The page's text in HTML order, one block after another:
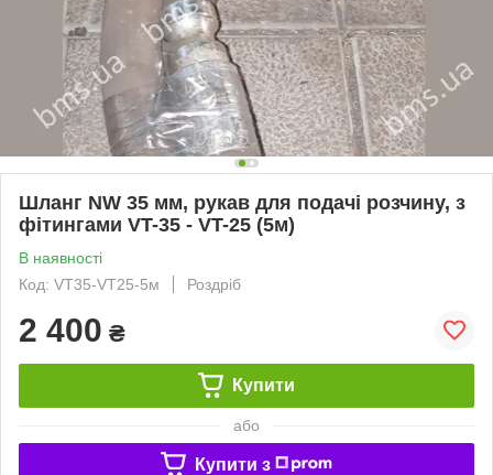
Шланг NW 35 мм, рукав для подачі розчину, з
фітингами VT-35 - VT-25 (5м)
В наявності
Код: VT35-VT25-5м
Роздріб
2 400 ₴
Купити
або
Купити з